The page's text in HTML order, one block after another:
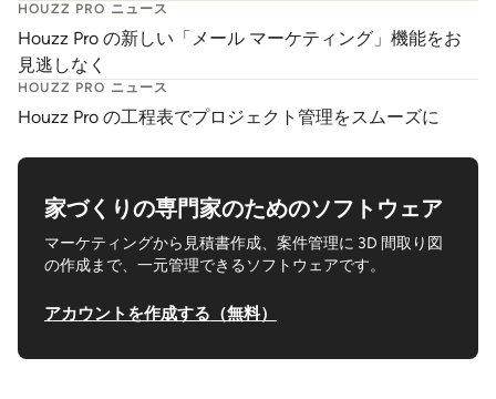
HOUZZ PRO ニュース
Houzz Pro の新しい「メール マーケティング」機能をお
見逃しなく
HOUZZ PRO ニュース
Houzz Pro の工程表でプロジェクト管理をスムーズに
家づくりの専門家のためのソフトウェア
マーケティングから見積書作成、案件管理に 3D 間取り図
の作成まで、一元管理できるソフトウェアです。
アカウントを作成する（無料）